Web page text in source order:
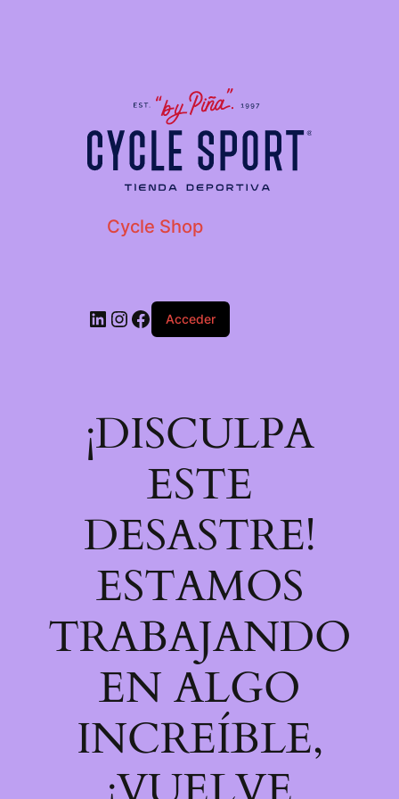
Cycle Shop
Acceder
¡DISCULPA
ESTE
DESASTRE!
ESTAMOS
TRABAJANDO
EN ALGO
INCREÍBLE,